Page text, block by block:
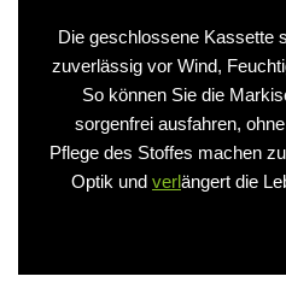
Die geschlossene Kassette
zuverlässig vor Wind,
So können Sie die
sorgenfrei ausfahren,
Pflege des Stoffes machen
Optik und verlängert die